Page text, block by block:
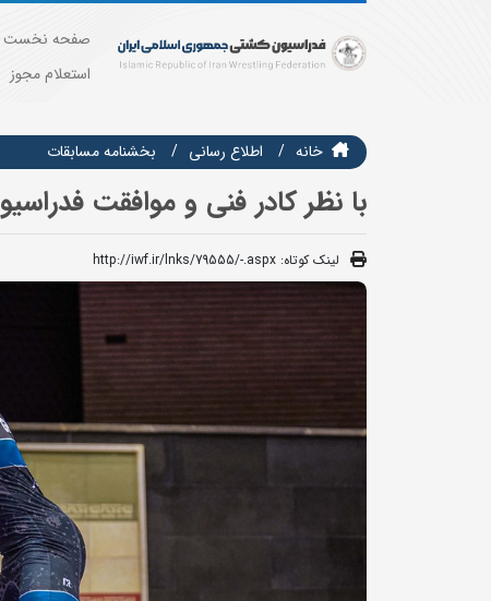
صفحه نخست
استعلام مجوز
خانه اطلاع رسانی بخشنامه مسابقات
با نظر کادر فنی و موافقت
لینک کوتاه: http://iwf.ir/lnks/79555/-.aspx